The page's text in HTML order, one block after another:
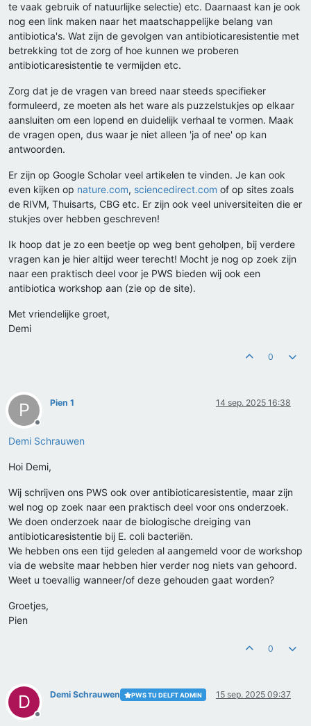
te vaak gebruik of natuurlijke selectie) etc. Daarnaast kan je ook
nog een link maken naar het maatschappelijke belang van
antibiotica's. Wat zijn de gevolgen van antibioticaresistentie met
betrekking tot de zorg of hoe kunnen we proberen
antibioticaresistentie te vermijden etc.
Zorg dat je de vragen van breed naar steeds specifieker
formuleerd, ze moeten als het ware als puzzelstukjes op elkaar
aansluiten om een lopend en duidelijk verhaal te vormen. Maak
de vragen open, dus waar je niet alleen 'ja of nee' op kan
antwoorden.
Er zijn op Google Scholar veel artikelen te vinden. Je kan ook
even kijken op nature.com, sciencedirect.com of op sites zoals
de RIVM, Thuisarts, CBG etc. Er zijn ook veel universiteiten die er
stukjes over hebben geschreven!
Ik hoop dat je zo een beetje op weg bent geholpen, bij verdere
vragen kan je hier altijd weer terecht! Mocht je nog op zoek zijn
naar een praktisch deel voor je PWS bieden wij ook een
antibiotica workshop aan (zie op de site).
Met vriendelijke groet,
Demi
0
P
Offline
Pien 1 14 sep. 2025 16:38
Demi Schrauwen
Hoi Demi,
Wij schrijven ons PWS ook over antibioticaresistentie, maar zijn
wel nog op zoek naar een praktisch deel voor ons onderzoek.
We doen onderzoek naar de biologische dreiging van
antibioticaresistentie bij E. coli bacteriën.
We hebben ons een tijd geleden al aangemeld voor de workshop
via de website maar hebben hier verder nog niets van gehoord.
Weet u toevallig wanneer/of deze gehouden gaat worden?
Groetjes,
Pien
0
D
Offline
Demi Schrauwen PWS TU DELFT ADMIN 15 sep. 2025 09:37